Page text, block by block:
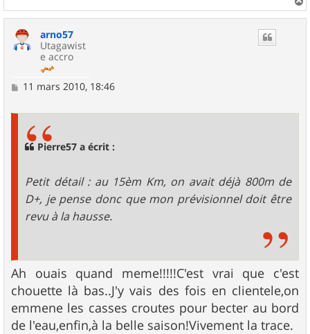
a
arno57
Utagawist
e accro
M11 mars 2010, 18:46
Pierre57 a écrit :
Petit détail : au 15èm Km, on avait déjà 800m de
D+, je pense donc que mon prévisionnel doit être
revu à la hausse.
Ah ouais quand meme!!!!!C'est vrai que c'est
chouette là bas..J'y vais des fois en clientele,on
emmene les casses croutes pour becter au bord
de l'eau,enfin,à la belle saison!Vivement la trace.